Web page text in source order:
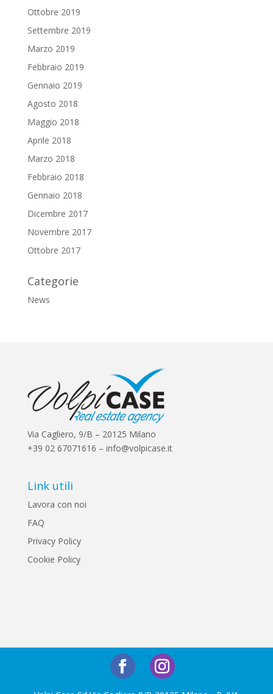
Ottobre 2019
Settembre 2019
Marzo 2019
Febbraio 2019
Gennaio 2019
Agosto 2018
Maggio 2018
Aprile 2018
Marzo 2018
Febbraio 2018
Gennaio 2018
Dicembre 2017
Novembre 2017
Ottobre 2017
Categorie
News
Via Cagliero, 9/B – 20125 Milano
+39 02 67071616 – info@volpicase.it
Link utili
Lavora con noi
FAQ
Privacy Policy
Cookie Policy